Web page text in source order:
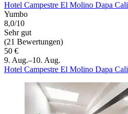
Hotel Campestre El Molino Dapa Cali
Yumbo
8,0/10
Sehr gut
(21 Bewertungen)
50 €
9. Aug.–10. Aug.
Hotel Campestre El Molino Dapa Cali